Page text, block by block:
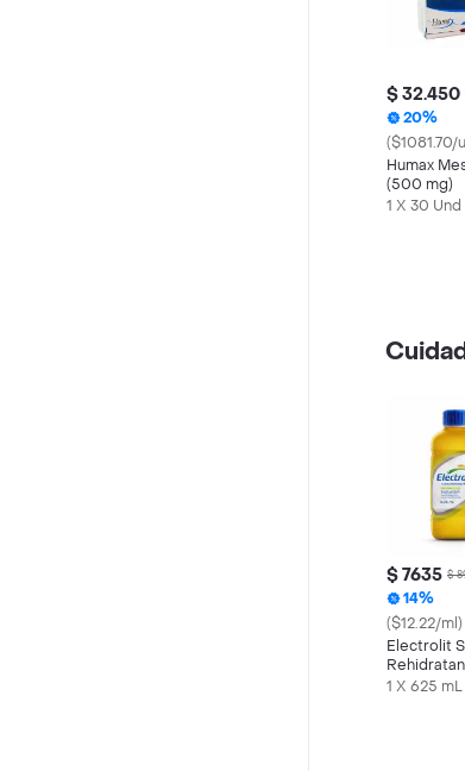
$ 32.450
20%
($1081.70/
Humax
(500 mg)
1 X 30 Und
$ 7635 $
14%
($12.22/ml)
Electrolit
Maracuyá
1 X 625 mL